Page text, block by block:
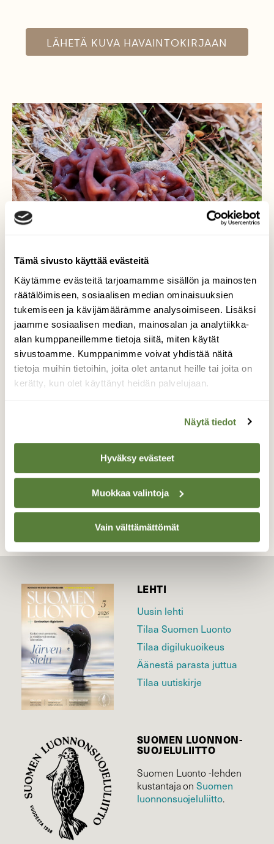
Tämä sivusto käyttää evästeitä
Käytämme evästeitä tarjoamamme sisällön ja mainosten
räätälöimiseen, sosiaalisen median ominaisuuksien
tukemiseen ja kävijämäärämme analysoimiseen. Lisäksi
jaamme sosiaalisen median, mainosalan ja analytiikka-
alan kumppaneillemme tietoja siitä, miten käytät
sivustoamme. Kumppanimme voivat yhdistää näitä
tietoja muihin tietoihin, joita olet antanut heille tai joita on
kerätty, kun olet käyttänyt heidän palvelujaan.
Näytä tiedot
Hyväksy evästeet
Muokkaa valintoja
Vain välttämättömät
LÄHETÄ KUVA HAVAINTOKIRJAAN
Korvasieni
Kevään myrkyllinen sieni.
TAKAISIN LISTAAN
LEHTI
Uusin lehti
Tilaa Suomen Luonto
Tilaa digilukuoikeus
Äänestä parasta juttua
Tilaa uutiskirje
SUOMEN LUONNON­
SUOJELU­LIITTO
Suomen Luonto -lehden
kustantaja onSuomen
luonnonsuojelu­liitto.